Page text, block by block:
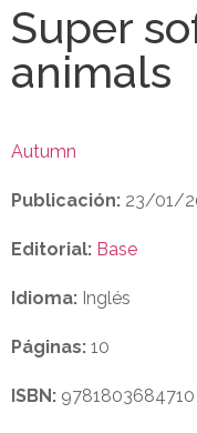
Super
animals
Autumn
Publicación: 23/01/
Editorial: Base
Idioma: Inglés
Páginas: 10
ISBN: 9781803684710